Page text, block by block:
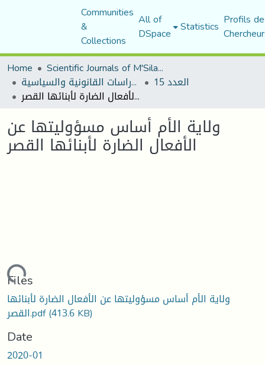
Communities
&
Collections
All of
DSpace Statistics Profils
Home
Scientific Journals of M'Sila University
مجلة الأستاذ الباحث للدراسات القانونية والسياسية العدد 15
ولاية الأم أساس مسؤوليتها عن الأفعال الضارة لأبنائها القصر
ولاية الأم أساس مسؤوليتها عن
الأفعال الضارة لأبنائها القصر
Files
ولاية الأم أساس مسؤوليتها عن الأفعال الضارة لأبنائها
القصر.pdf(413.6 KB)
Date
2020-01